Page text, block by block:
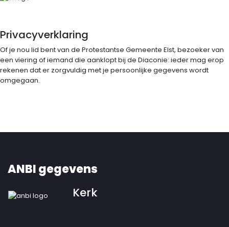
Privacyverklaring
Of je nou lid bent van de Protestantse Gemeente Elst, bezoeker van
een viering of iemand die aanklopt bij de Diaconie: ieder mag erop
rekenen dat er zorgvuldig met je persoonlijke gegevens wordt
omgegaan.
ANBI gegevens
Kerk